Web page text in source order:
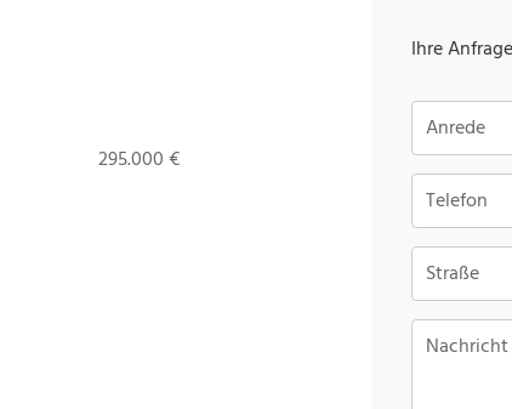
295.000 €
Ihre Anfrage
Anrede
Telefon
Straße
Nachricht